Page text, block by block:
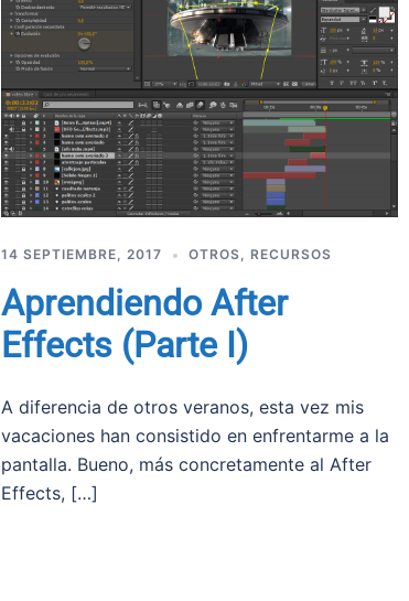
14 SEPTIEMBRE, 2017 OTROS, RECURSOS
Aprendiendo After
Effects (Parte I)
A diferencia de otros veranos, esta vez mis
vacaciones han consistido en enfrentarme a la
pantalla. Bueno, más concretamente al After
Effects, […]